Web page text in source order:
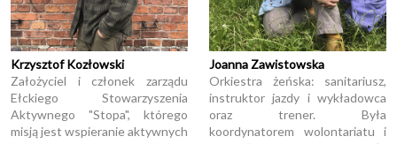
Krzysztof Kozłowski
Założyciel i członek zarządu
Ełckiego Stowarzyszenia
Aktywnego "Stopa", którego
misją jest wspieranie aktywnych
Joanna Zawistowska
Orkiestra żeńska: sanitariusz,
instruktor jazdy i wykładowca
oraz trener. Była
koordynatorem wolontariatu i